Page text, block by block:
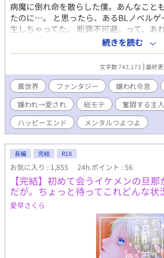
病魔に倒れ命を散らした僕。あんなこと
たのに…。 と思ったら、あるBLノベル
生しちゃってた。 断罪不可避。って、あ
由…だと？ よーし！あのキャラにもこの
張って一日も早く断罪されるぞ！ と思っ
は…何故？ すこしおバカなシャノンの
ごとくR18は保険です。 『チートな転生
溺愛する』書籍化となりました。 7.10発
て頂けたらとっても嬉しいです(｡>ㅅ<)✩⡱
続きを読む
文字数 743,173 最終
異世界 ファンタジー 嫌われ令息
嫌われ→愛され
総モテ 奮闘する主
ハッピーエンド
メンタルつよつよ
長編 完結 R18
お気に入り : 1,855 24h.ポイント : 56
【完結】初めて会うイケメンの旦
だが。ちょっと待ってこれどんな状
愛早さくら